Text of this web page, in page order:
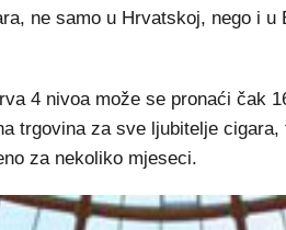
ne samo u Hrvatskoj, nego i
4 nivoa može se pronaći čak
trgovina za sve ljubitelje
za nekoliko mjeseci.